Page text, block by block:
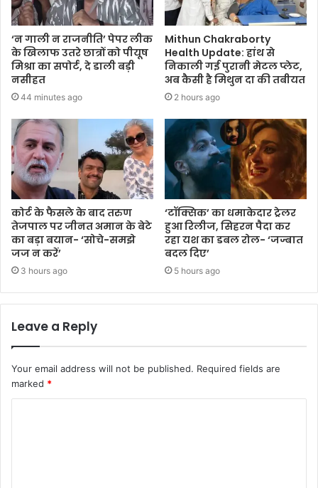
‘न गाली न राजनीति’ पेपर लीक
के खिलाफ उतरे छात्रों को पीयूष
मिश्रा का सपोर्ट, दे डाली बड़ी
नसीहत
44 minutes ago
Mithun Chakraborty
Health Update: हांथ से
निकाली गई पुरानी मेटल प्लेट,
अब कैसी है मिथुन दा की तबीयत
2 hours ago
कोर्ट के फैसले के बाद तरुण
तेजपाल पर जीनत अमान के बेटे
का बड़ा बयान- ‘सोचे-समझे
जज न करें’
3 hours ago
‘टॉक्सिक’ का धमाकेदार ट्रेलर
हुआ रिलीज, सिहरन पैदा कर
रहा यश का डबल रोल- ‘जज्बात
बदल दिए’
5 hours ago
Leave a Reply
Your email address will not be published. Required fields are
marked *